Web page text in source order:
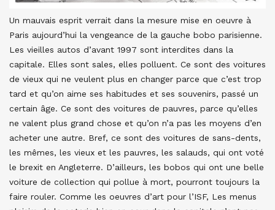
Un mauvais esprit verrait dans la mesure mise en oeuvre à
Paris aujourd’hui la vengeance de la gauche bobo parisienne.
Les vieilles autos d’avant 1997 sont interdites dans la
capitale. Elles sont sales, elles polluent. Ce sont des voitures
de vieux qui ne veulent plus en changer parce que c’est trop
tard et qu’on aime ses habitudes et ses souvenirs, passé un
certain âge. Ce sont des voitures de pauvres, parce qu’elles
ne valent plus grand chose et qu’on n’a pas les moyens d’en
acheter une autre. Bref, ce sont des voitures de sans-dents,
les mêmes, les vieux et les pauvres, les salauds, qui ont voté
le brexit en Angleterre. D’ailleurs, les bobos qui ont une belle
voiture de collection qui pollue à mort, pourront toujours la
faire rouler. Comme les oeuvres d’art pour l’ISF, Les menus